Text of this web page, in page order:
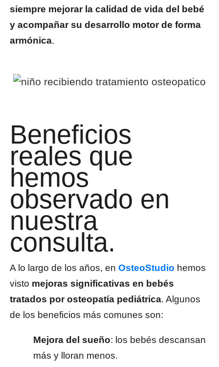
siempre mejorar la calidad de vida del bebé
y acompañar su desarrollo motor de forma
armónica.
Beneficios
reales que
hemos
observado en
nuestra
consulta.
A lo largo de los años, en OsteoStudio hemos
visto mejoras significativas en bebés
tratados por osteopatía pediátrica. Algunos
de los beneficios más comunes son:
Mejora del sueño: los bebés descansan
más y lloran menos.